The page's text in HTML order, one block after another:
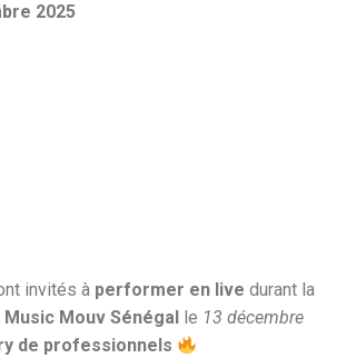
2025
invités à performer en live durant la
Music Mouv Sénégal le 13 décembre
de professionnels